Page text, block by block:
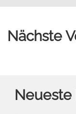
Nächste